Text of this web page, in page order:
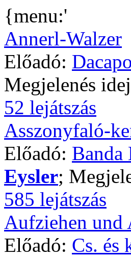
{menu:'
Annerl-Walzer
Előadó:
Megjelenés
52 lejátszás
Asszonyfaló-
Előadó: Banda
Eysler;
585 lejátszás
Aufziehen und
Előadó: Cs. és